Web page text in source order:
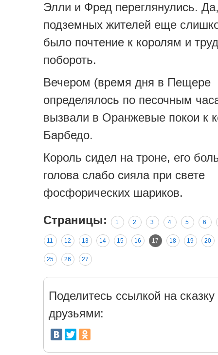
Элли и Фред переглянулись.
подземных жителей еще
было почтение к королям и
побороть.
Вечером (время дня в Пещере
определялось по песочным
вызвали в Оранжевые покои к
Барбедо.
Король сидел на троне, его
голова слабо сияла при свете
фосфорических шариков.
Страницы: 1 2 3 4 5 6
11 12 13 14 15 16 17 18 19 20
25 26 27
Поделитесь ссылкой на сказку
друзьями: